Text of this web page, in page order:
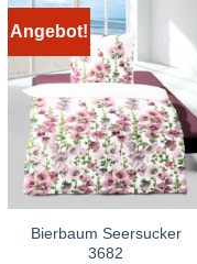
Angebot!
Bierbaum Seersucker
3682